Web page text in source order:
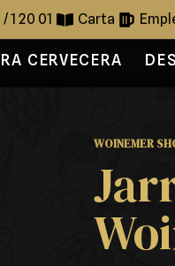
1 20 01 Carta
CERVECERA
WOINEMER